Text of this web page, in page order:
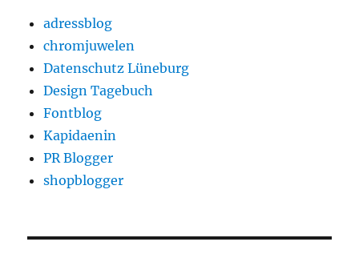
adressblog
chromjuwelen
Datenschutz Lüneburg
Design Tagebuch
Fontblog
Kapidaenin
PR Blogger
shopblogger